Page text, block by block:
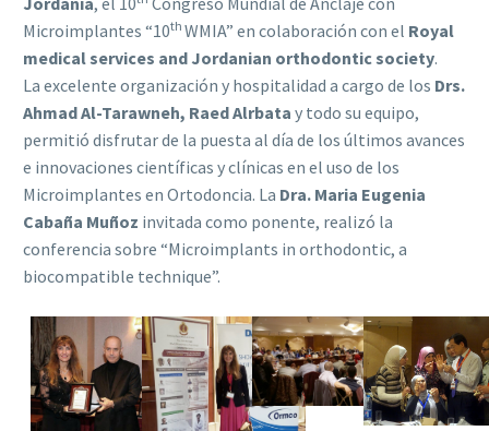
Microimplantes “10th WMIA” en colaboración con el Royal
medical services and Jordanian orthodontic society.
La excelente organización y hospitalidad a cargo de los Drs.
Ahmad Al-Tarawneh, Raed Alrbata y todo su equipo,
permitió disfrutar de la puesta al día de los últimos avances
e innovaciones científicas y clínicas en el uso de los
Microimplantes en Ortodoncia. La Dra. Maria Eugenia
Cabaña Muñoz invitada como ponente, realizó la
conferencia sobre “Microimplants in orthodontic, a
biocompatible technique”.